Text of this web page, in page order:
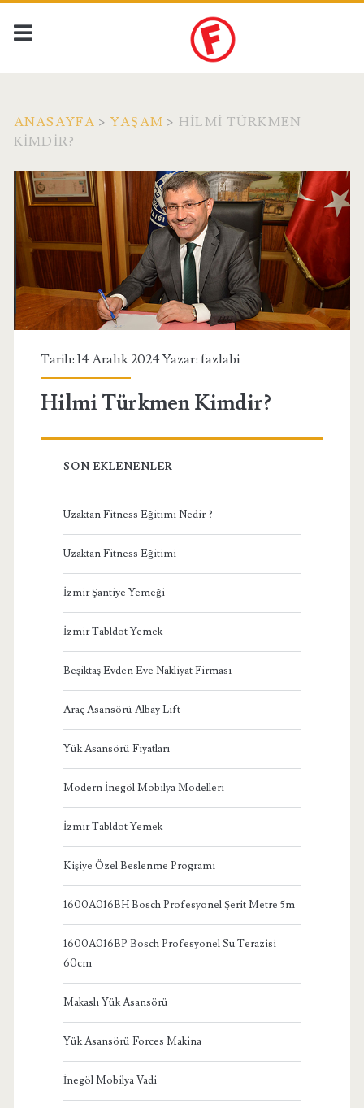
ANASAYFA >YAŞAM > HILMI TÜRKMEN
KIMDIR?
Tarih: 14 Aralık 2024 Yazar: fazlabi
Hilmi Türkmen Kimdir?
SON EKLENENLER
Uzaktan Fitness Eğitimi Nedir ?
Uzaktan Fitness Eğitimi
İzmir Şantiye Yemeği
İzmir Tabldot Yemek
Beşiktaş Evden Eve Nakliyat Firması
Araç Asansörü Albay Lift
Yük Asansörü Fiyatları
Modern İnegöl Mobilya Modelleri
İzmir Tabldot Yemek
Kişiye Özel Beslenme Programı
1600A016BH Bosch Profesyonel Şerit Metre 5m
1600A016BP Bosch Profesyonel Su Terazisi
60cm
Makaslı Yük Asansörü
Yük Asansörü Forces Makina
İnegöl Mobilya Vadi